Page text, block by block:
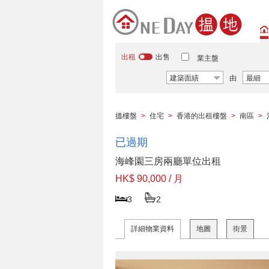
出租 出售 業主盤
建築面績 由 最細
搵樓盤 > 住宅 > 香港的出租樓盤 > 南區 >
已過期
海峰園三房兩廳單位出租
HK$ 90,000 / 月
3 2
詳細物業資料 地圖 街景